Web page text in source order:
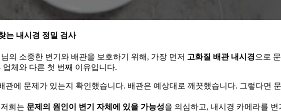
는 내시경 정밀 검사
의 소중한 변기와 배관을 보호하기 위해, 가장 먼저 고화질 배관 내시경으로
체와 다른 첫 번째 이유입니다.
관에 문제가 있는지 확인했습니다. 배관은 예상대로 깨끗했습니다. 그렇다면
저희는 문제의 원인이 변기 자체에 있을 가능성을 의심하고, 내시경 카메라를 변